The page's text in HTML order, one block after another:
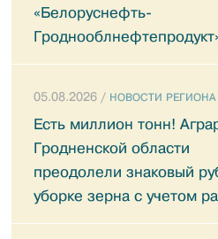
«Белоруснефть-
05.08.2026 / НОВОСТИ РЕГИОНА
Есть миллион тонн!
Гродненской области
преодолели знаковый
уборке зерна с учетом